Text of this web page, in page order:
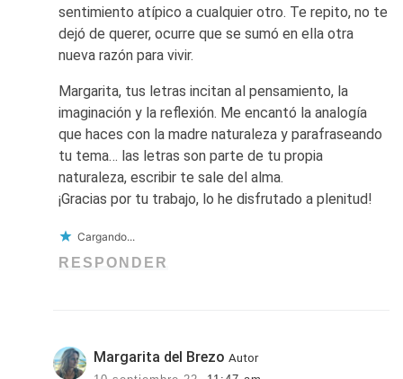
sentimiento atípico a cualquier otro. Te repito, no te
dejó de querer, ocurre que se sumó en ella otra
nueva razón para vivir.
Margarita, tus letras incitan al pensamiento, la
imaginación y la reflexión. Me encantó la analogía
que haces con la madre naturaleza y parafraseando
tu tema… las letras son parte de tu propia
naturaleza, escribir te sale del alma.
¡Gracias por tu trabajo, lo he disfrutado a plenitud!
Cargando...
RESPONDER
Margarita del Brezo Autor